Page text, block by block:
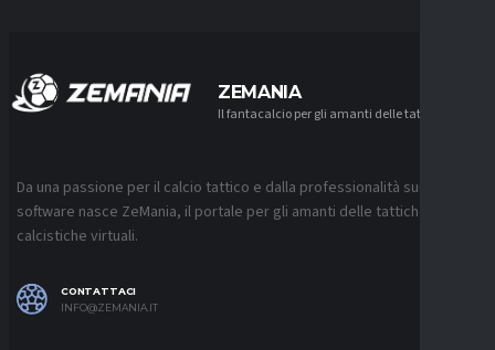
ZEMANIA
Il fantacalcio per gli amanti delle tattiche
Da una passione per il calcio tattico e dalla professionalità sui
software nasce ZeMania, il portale per gli amanti delle tattiche
calcistiche virtuali.
CONTATTACI
INFO@ZEMANIA.IT